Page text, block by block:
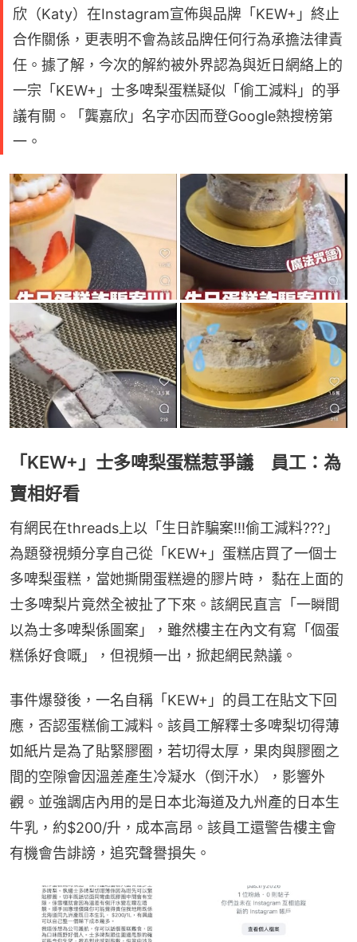
欣（Katy）在Instagram宣佈與品牌「KEW+」終止
合作關係，更表明不會為該品牌任何行為承擔法律責
任。據了解，今次的解約被外界認為與近日網絡上的
一宗「KEW+」士多啤梨蛋糕疑似「偷工減料」的爭
議有關。「龔嘉欣」名字亦因而登Google熱搜榜第
一。
「KEW+」士多啤梨蛋糕惹爭議 員工：為
賣相好看
有網民在threads上以「生日詐騙案!!!偷工減料???」
為題發視頻分享自己從「KEW+」蛋糕店買了一個士
多啤梨蛋糕，當她撕開蛋糕邊的膠片時， 黏在上面的
士多啤梨片竟然全被扯了下來。該網民直言「一瞬間
以為士多啤梨係圖案」，雖然樓主在內文有寫「個蛋
糕係好食嘅」，但視頻一出，掀起網民熱議。
事件爆發後，一名自稱「KEW+」的員工在貼文下回
應，否認蛋糕偷工減料。該員工解釋士多啤梨切得薄
如紙片是為了貼緊膠圈，若切得太厚，果肉與膠圈之
間的空隙會因溫差產生冷凝水（倒汗水），影響外
觀。並強調店內用的是日本北海道及九州產的日本生
牛乳，約$200/升，成本高昂。該員工還警告樓主會
有機會告誹謗，追究聲譽損失。